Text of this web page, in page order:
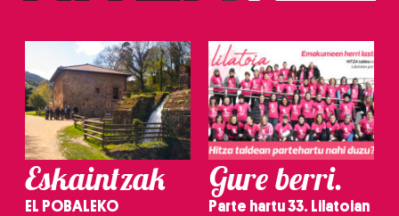
Eskaintzak
EL POBALEKO
Gure berri.
Parte hartu 33. Lilatoian